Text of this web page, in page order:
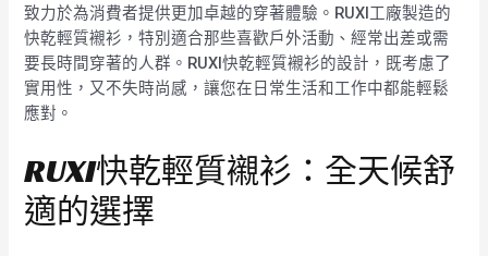
致力於為消費者提供更加卓越的穿著體驗。RUXI工廠製造的
快乾輕質襯衫，特別適合那些喜歡戶外活動、經常出差或需
要長時間穿著的人群。RUXI快乾輕質襯衫的設計，既考慮了
實用性，又不失時尚感，讓您在日常生活和工作中都能輕鬆
應對。
RUXI快乾輕質襯衫：全天候舒
適的選擇